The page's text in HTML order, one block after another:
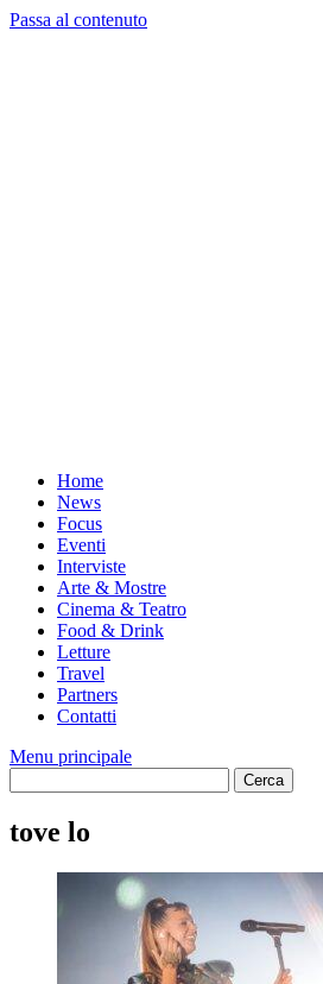
Passa al contenuto
Home
News
Focus
Eventi
Interviste
Arte & Mostre
Cinema & Teatro
Food & Drink
Letture
Travel
Partners
Contatti
Menu principale
tove lo